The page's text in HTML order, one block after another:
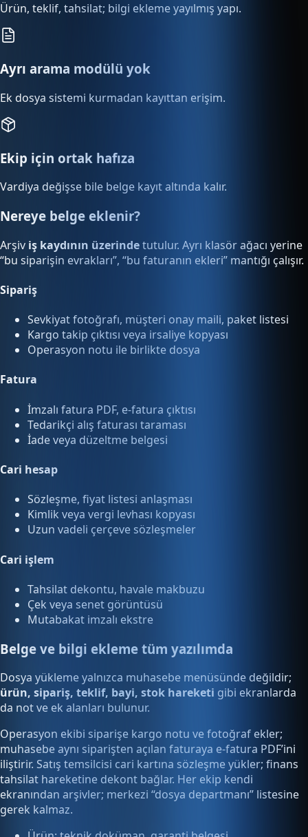
Ürün, teklif, tahsilat; bilgi ekleme yayılmış yapı.
Ayrı arama modülü yok
Ek dosya sistemi kurmadan kayıttan erişim.
Ekip için ortak hafıza
Vardiya değişse bile belge kayıt altında kalır.
Nereye belge eklenir?
Arşiv iş kaydının üzerindetutulur. Ayrı klasör ağacı yerine
“bu siparişin evrakları”, “bu faturanın ekleri” mantığı çalışır.
Sipariş
Sevkiyat fotoğrafı, müşteri onay maili, paket listesi
Kargo takip çıktısı veya irsaliye kopyası
Operasyon notu ile birlikte dosya
Fatura
İmzalı fatura PDF, e-fatura çıktısı
Tedarikçi alış faturası taraması
İade veya düzeltme belgesi
Cari hesap
Sözleşme, fiyat listesi anlaşması
Kimlik veya vergi levhası kopyası
Uzun vadeli çerçeve sözleşmeler
Cari işlem
Tahsilat dekontu, havale makbuzu
Çek veya senet görüntüsü
Mutabakat imzalı ekstre
Belge ve bilgi ekleme tüm yazılımda
Dosya yükleme yalnızca muhasebe menüsünde değildir;
ürün, sipariş, teklif, bayi, stok hareketi gibi ekranlarda
da not ve ek alanları bulunur.
Operasyon ekibi siparişe kargo notu ve fotoğraf ekler;
muhasebe aynı siparişten açılan faturaya e-fatura PDF’ini
iliştirir. Satış temsilcisi cari kartına sözleşme yükler; finans
tahsilat hareketine dekont bağlar. Her ekip kendi
ekranından arşivler; merkezi “dosya departmanı” listesine
gerek kalmaz.